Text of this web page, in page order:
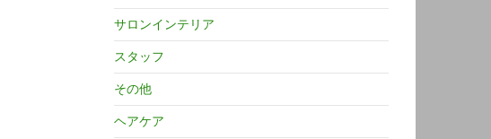
サロンインテリア
スタッフ
その他
ヘアケア